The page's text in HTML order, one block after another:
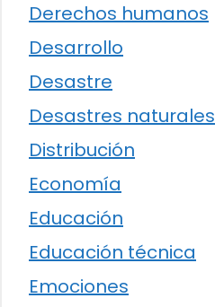
Derechos humanos
Desarrollo
Desastre
Desastres naturales
Distribución
Economía
Educación
Educación técnica
Emociones